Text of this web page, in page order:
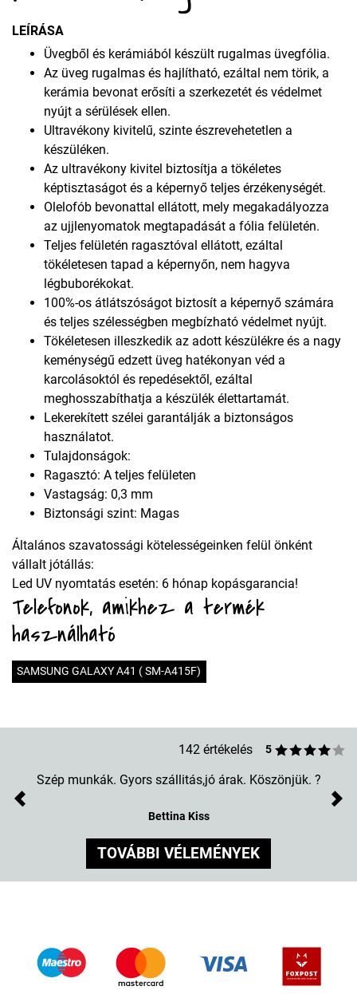
LEÍRÁSA
Üvegből és kerámiából készült rugalmas üvegfólia.
Az üveg rugalmas és hajlítható, ezáltal nem törik, a
kerámia bevonat erősíti a szerkezetét és védelmet
nyújt a sérülések ellen.
Ultravékony kivitelű, szinte észrevehetetlen a
készüléken.
Az ultravékony kivitel biztosítja a tökéletes
képtisztaságot és a képernyő teljes érzékenységét.
Olelofób bevonattal ellátott, mely megakadályozza
az ujjlenyomatok megtapadását a fólia felületén.
Teljes felületén ragasztóval ellátott, ezáltal
tökéletesen tapad a képernyőn, nem hagyva
légbuborékokat.
100%-os átlátszóságot biztosít a képernyő számára
és teljes szélességben megbízható védelmet nyújt.
Tökéletesen illeszkedik az adott készülékre és a nagy
keménységű edzett üveg hatékonyan véd a
karcolásoktól és repedésektől, ezáltal
meghosszabíthatja a készülék élettartamát.
Lekerekített szélei garantálják a biztonságos
használatot.
Tulajdonságok:
Ragasztó: A teljes felületen
Vastagság: 0,3 mm
Biztonsági szint: Magas
Általános szavatossági kötelességeinken felül önként
vállalt jótállás:
Led UV nyomtatás esetén: 6 hónap kopásgarancia!
Telefonok, amikhez a termék
használható
SAMSUNG GALAXY A41 ( SM-A415F)
142 értékelés 5
Szép munkák. Gyors szállitás,jó árak. Köszönjük. ?
Bettina Kiss
Previous
TOVÁBBI VÉLEMÉNYEK